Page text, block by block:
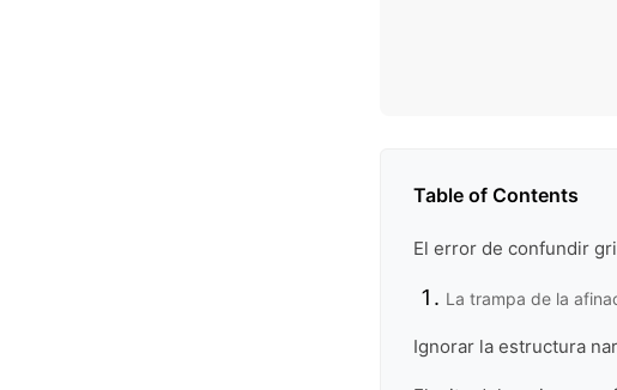
Table of Contents
El error de confundir
La trampa de la
Ignorar la estructura